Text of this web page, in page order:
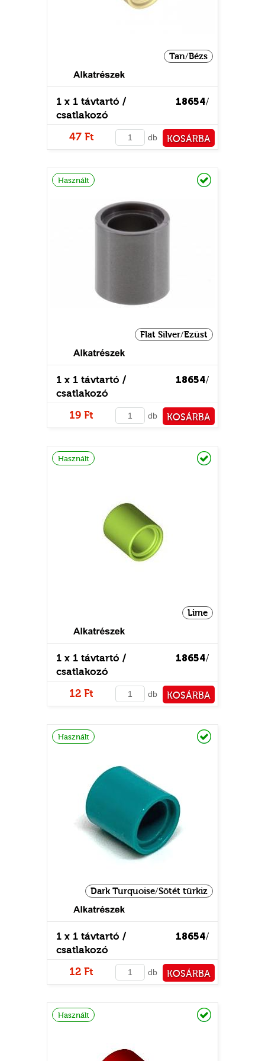
Tan/Bézs
18654/
1 x 1 távtartó /
csatlakozó
47 Ft db KOSÁRBA
Használt
Flat Silver/Ezüst
18654/
1 x 1 távtartó /
csatlakozó
19 Ft db KOSÁRBA
Használt
Lime
18654/
1 x 1 távtartó /
csatlakozó
12 Ft db KOSÁRBA
Használt
Dark Turquoise/Sötét türkiz
18654/
1 x 1 távtartó /
csatlakozó
12 Ft db KOSÁRBA
Használt